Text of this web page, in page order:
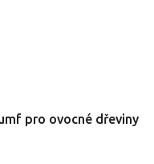
pro ovocné dřeviny